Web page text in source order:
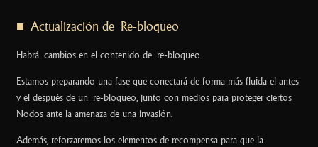
■ Actualización de Re-bloqueo
Habrá cambios en el contenido de re-bloqueo.
Estamos preparando una fase que conectará de forma más fluida el antes
y el después de un re-bloqueo, junto con medios para proteger ciertos
Nodos ante la amenaza de una invasión.
Además, reforzaremos los elementos de recompensa para que la